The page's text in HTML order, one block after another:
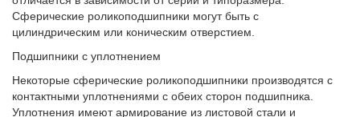
Сферические роликоподшипники могут быть с
цилиндрическим или коническим отверстием.
Подшипники с уплотнением
Некоторые сферические роликоподшипники производятся с
контактными уплотне­ниями с обеих сторон подшипника.
Уплотнения имеют армирование из листовой стали и